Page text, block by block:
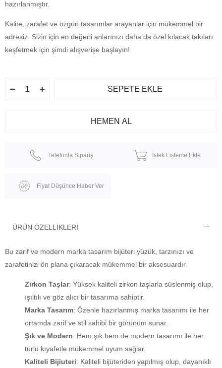
hazırlanmıştır.
Kalite, zarafet ve özgün tasarımlar arayanlar için mükemmel bir
adresiz. Sizin için en değerli anlarınızı daha da özel kılacak takıları
keşfetmek için şimdi alışverişe başlayın!
Telefonla Sipariş İstek Listeme Ekle
Fiyat Düşünce Haber Ver
ÜRÜN ÖZELLIKLERI
Bu zarif ve modern marka tasarım bijüteri yüzük, tarzınızı ve
zarafetinizi ön plana çıkaracak mükemmel bir aksesuardır.
Zirkon Taşlar: Yüksek kaliteli zirkon taşlarla süslenmiş olup,
ışıltılı ve göz alıcı bir tasarıma sahiptir.
Marka Tasarım: Özenle hazırlanmış marka tasarımı ile her
ortamda zarif ve stil sahibi bir görünüm sunar.
Şık ve Modern: Hem şık hem de modern tasarımı ile her
türlü kıyafetle mükemmel uyum sağlar.
Kaliteli Bijiuteri: Kaliteli bijüteriden yapılmış olup, dayanıklı